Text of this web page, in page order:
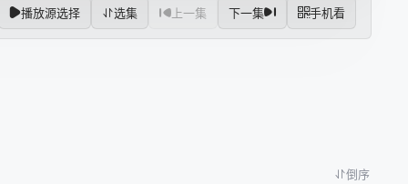
播放源选择 选集 上一集 下一集 手机看
倒序